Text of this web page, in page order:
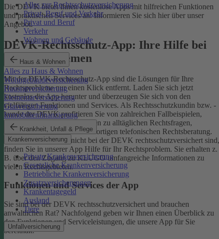
Alles zur Rechtsschutzversicherung
Privat, Beruf und Verkehr
Privat und Beruf
Verkehr
Wohnen und Gebäude
Haus & Wohnen
Alles zu Haus & Wohnen
Wohngebäudeversicherung
Hausratversicherung
Elementarversicherung
Glasversicherung
Immobilienfinanzierung
Krankheit, Unfall & Pflege
Krankenversicherung
Private Krankenversicherung
Gesetzliche Krankenversicherung
Betriebliche Krankenversicherung
Zusatzversicherungen
Krankentagegeld
Ausland
Tiere
Unfallversicherung
Die DEVK bietet Ihnen kostenlose Apps mit hilfreichen Funktionen
und praktischen Services an. Informieren Sie sich hier über unser
Angebot.
DEVK-Rechtsschutz-App: Ihre Hilfe bei
Rechtsproblemen
Mit der DEVK-Rechtsschutz-App sind die Lösungen für Ihre
Rechtsprobleme nur einen Klick entfernt. Laden Sie sich jetzt
kostenlos die App herunter und überzeugen Sie sich von den
vielfältigen Funktionen und Services. Als Rechtsschutzkundin bzw. -
kunde der DEVK profitieren Sie von zahlreichen Fallbeispielen,
informativen Ratgeberbeiträgen zu alltäglichen Rechtsfragen,
Musterverträgen und einer sofortigen telefonischen Rechtsberatung.
Aber auch, wenn Sie nicht bei der DEVK rechtsschutzversichert sind,
finden Sie in unserer App Hilfe für Ihr Rechtsproblem. Sie erhalten z.
B. über den Zugang zu KLUGO umfangreiche Informationen zu
vielen Rechtsgebieten.
Funktionen und Services der App
Sie sind bei der DEVK rechtsschutzversichert und brauchen
anwaltlichen Rat? Nachfolgend geben wir Ihnen einen Überblick zu
den Funktionen und Serviceleistungen, die unsere App für Sie
bereithält: